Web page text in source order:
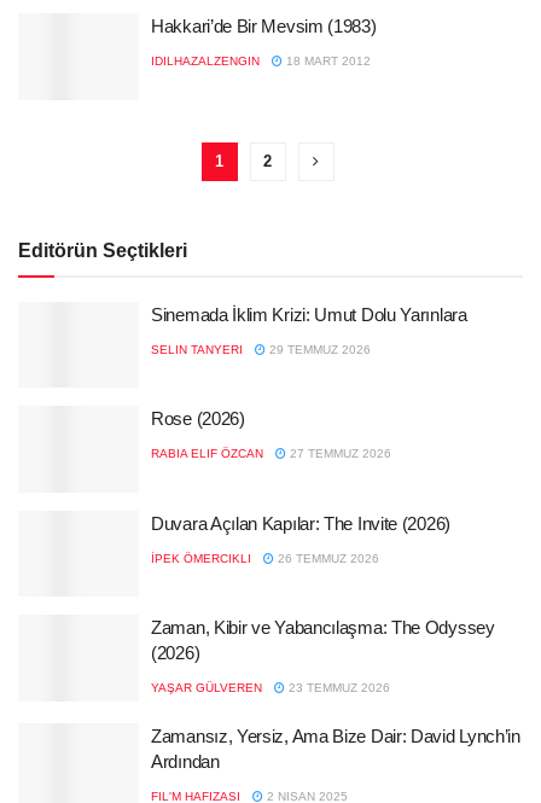
Hakkari’de Bir Mevsim (1983)
IDILHAZALZENGIN 18 MART 2012
1 2
Editörün Seçtikleri
Sinemada İklim Krizi: Umut Dolu Yarınlara
SELIN TANYERI 29 TEMMUZ 2026
Rose (2026)
RABIA ELIF ÖZCAN 27 TEMMUZ 2026
Duvara Açılan Kapılar: The Invite (2026)
İPEK ÖMERCIKLI 26 TEMMUZ 2026
Zaman, Kibir ve Yabancılaşma: The Odyssey
(2026)
YAŞAR GÜLVEREN 23 TEMMUZ 2026
Zamansız, Yersiz, Ama Bize Dair: David Lynch’in
Ardından
FIL'M HAFIZASI 2 NISAN 2025